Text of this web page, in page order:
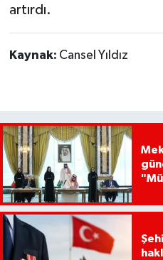
artırdı.
Kaynak: Cansel Yıldız